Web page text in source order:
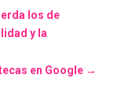
los de
y la
en Google →